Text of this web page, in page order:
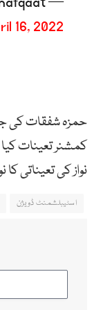
16, 2022
حمزہ شفقات کی
کمشنر تعینات
نواز کی تعیناتی
اسٹیبلشمنٹ ڈویژن